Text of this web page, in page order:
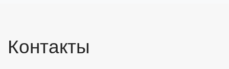
Контакты